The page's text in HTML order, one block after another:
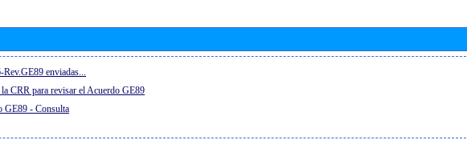
enviadas...
CRR para revisar el Acuerdo GE89
GE89 - Consulta